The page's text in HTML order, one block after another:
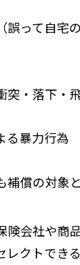
誤って自宅
突・落下・
る暴力行為
償の対象と
険会社や商
レクトでき